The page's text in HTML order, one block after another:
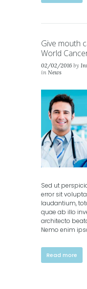
Give mouth
World
02/02/2016 by
in News
Sed ut
error sit
laudantium,
quae ab illo
architecto
Nemo enim
Read more